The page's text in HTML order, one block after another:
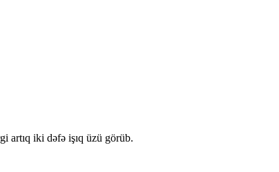
artıq iki dəfə işıq üzü görüb.